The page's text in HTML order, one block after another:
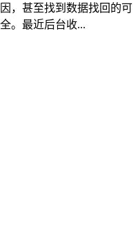
，甚至找到数据找回的可
。最近后台收...